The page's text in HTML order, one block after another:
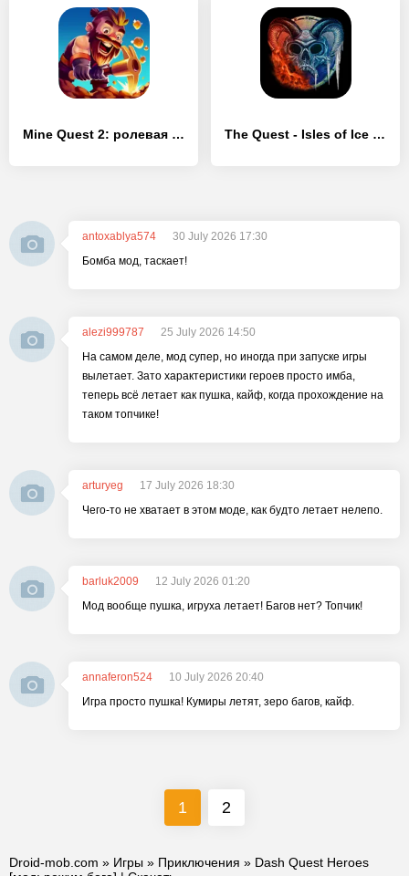
Mine Quest 2: ролевая игра The Quest - Isles of Ice & Fire
antoxablya574
30 July 2026 17:30
Бомба мод, таскает!
alezi999787
25 July 2026 14:50
На самом деле, мод супер, но иногда при запуске игры
вылетает. Зато характеристики героев просто имба,
теперь всё летает как пушка, кайф, когда прохождение на
таком топчике!
arturyeg
17 July 2026 18:30
Чего-то не хватает в этом моде, как будто летает нелепо.
barluk2009
12 July 2026 01:20
Мод вообще пушка, игруха летает! Багов нет? Топчик!
annaferon524
10 July 2026 20:40
Игра просто пушка! Кумиры летят, зеро багов, кайф.
1 2
Droid-mob.com » Игры » Приключения » Dash Quest Heroes